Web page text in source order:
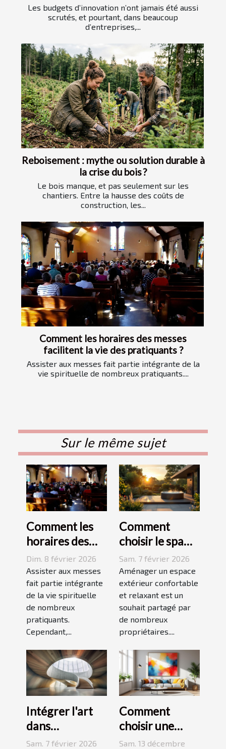
Les budgets d’innovation n’ont jamais été aussi
scrutés, et pourtant, dans beaucoup
d’entreprises,...
Reboisement : mythe ou solution durable à
la crise du bois ?
Le bois manque, et pas seulement sur les
chantiers. Entre la hausse des coûts de
construction, les...
Comment les horaires des messes
facilitent la vie des pratiquants ?
Assister aux messes fait partie intégrante de la
vie spirituelle de nombreux pratiquants....
Sur le même sujet
Comment les
horaires des
messes
facilitent la vie
des pratiquants
?
Dim. 8 février 2026
Assister aux messes
fait partie intégrante
de la vie spirituelle
de nombreux
pratiquants.
Cependant,...
Comment
choisir le spa
idéal pour
votre espace
extérieur ?
Sam. 7 février 2026
Aménager un espace
extérieur confortable
et relaxant est un
souhait partagé par
de nombreux
propriétaires....
Intégrer l'art
dans
l'architecture :
Sam. 7 février 2026
Comment
choisir une
peinture
Sam. 13 décembre